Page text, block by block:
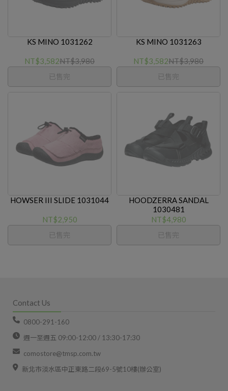
KS MINO 1031262
NT$3,582NT$3,980
已售完
KS MINO 1031263
NT$3,582NT$3,980
已售完
HOWSER III SLIDE 1031044
NT$2,950
已售完
HOODZERRA SANDAL
1030481
NT$4,980
已售完
Contact Us
0800-291-160
週一至週五 09:00-12:00 / 13:30-17:30
comostore@tmsp.com.tw
新北市淡水區中正東路二段69-5號10樓(辦公室)